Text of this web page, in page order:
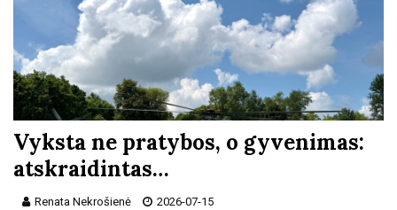
Vyksta ne pratybos, o gyvenimas:
atskraidintas…
Renata Nekrošienė 2026-07-15